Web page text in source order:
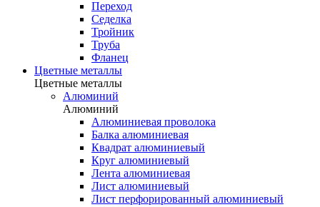
Переход
Седелка
Тройник
Труба
Фланец
Цветные металлы
Цветные металлы
Алюминий
Алюминий
Алюминиевая проволока
Балка алюминиевая
Квадрат алюминиевый
Круг алюминиевый
Лента алюминиевая
Лист алюминиевый
Лист перфорированный алюминиевый